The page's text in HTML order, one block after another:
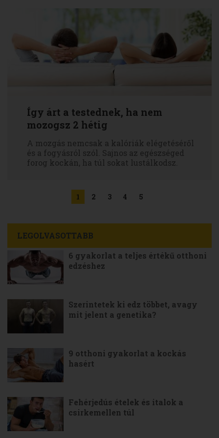
Így árt a testednek, ha nem
mozogsz 2 hétig
A mozgás nemcsak a kalóriák elégetéséről
és a fogyásról szól. Sajnos az egészséged
forog kockán, ha túl sokat lustálkodsz.
1 2 3 4 5
LEGOLVASOTTABB
6 gyakorlat a teljes értékű otthoni
edzéshez
Szerintetek ki edz többet, avagy
mit jelent a genetika?
9 otthoni gyakorlat a kockás
hasért
Fehérjedús ételek és italok a
csirkemellen túl